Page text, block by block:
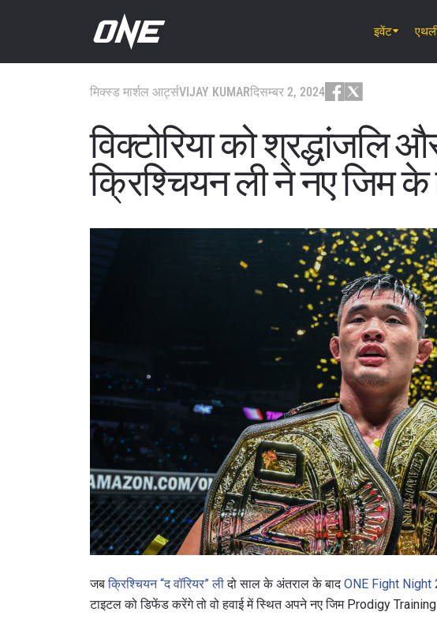
इवेंट
मिक्स्ड मार्शल आर्ट्सVIJAY KUMARदिसम्बर 2, 2024
विक्टोरिया को श्रद्धांजलि
क्रिश्चियन ली ने नए जिम के
जबक्रिश्चियन “द वॉरियर” लीदो साल के अंतराल के बादONE Fight Night
टाइटल को डिफेंड करेंगे तो वो हवाई में स्थित अपने नए जिम Prodigy Training